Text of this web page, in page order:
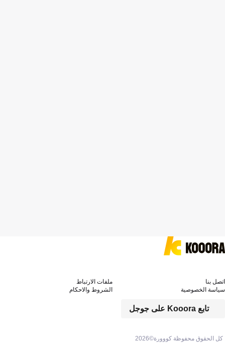
كل الحقوق محفوظة كووورة©2026
تابع Kooora على جوجل
اتصل بنا
ملفات الارتباط
سياسة الخصوصية
الشروط والاحكام